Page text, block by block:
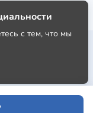
с тем, что мы